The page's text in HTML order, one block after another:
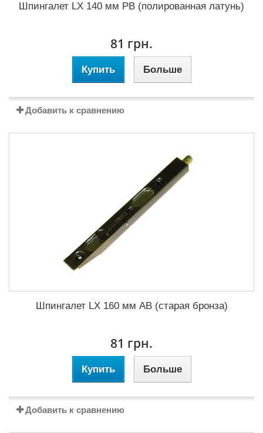
Шпингалет LX 140 мм PB (полированная латунь)
81 грн.
Купить Больше
Добавить к сравнению
Шпингалет LX 160 мм AB (старая бронза)
81 грн.
Купить Больше
Добавить к сравнению